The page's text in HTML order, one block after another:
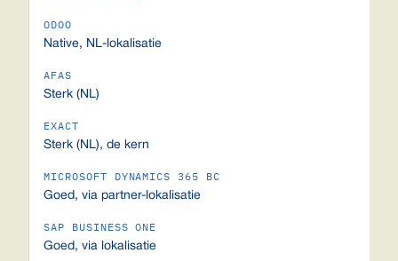
Native, NL-lokalisatie
Sterk (NL)
Sterk (NL), de kern
Goed, via partner-lokalisatie
Goed, via lokalisatie